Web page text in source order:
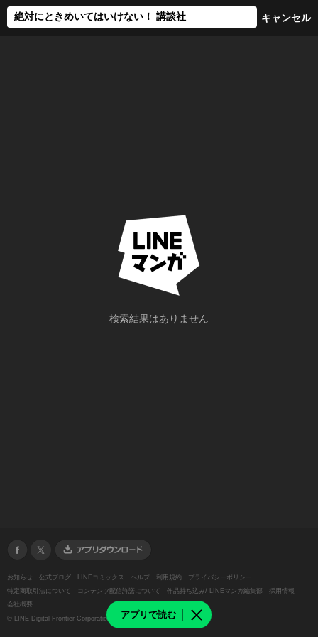
アプリで読む
検索結果はありません
お知らせ 公式ブログ LINEコミックス ヘルプ 利用規約
プライバシーポリシー
特定商取引法について
コンテンツ配信許諾について 作品持ち込み/ LINEマンガ編集部
採用情報
会社概要
© LINE Digital Frontier Corporation